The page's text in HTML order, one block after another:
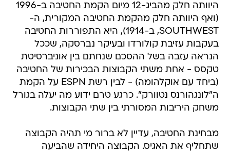
היוותה חלק מהביג-12 מיום הקמת החטיבה ב-1996
(ואף היוותה חלק מהקמת החטיבה המקורית, ה-
SOUTHWEST, ב-1914), היא התפוררות החטיבה
בעקבות עזיבת קולורדו ובעיקר נברסקה, שככל
הנראה עזבה בשל ההסכם שנחתם בין אוניברסיטת
טקסס - אחת משתי הקבוצות הבכירות של החטיבה
(ביחד עם אוקלהומה) - לבין רשת ESPN על הקמת
ה"לונגהורנס נטוורק". כרגע טרם ידוע מה יעלה בגורל
משחק היריבות המסורתי בין שתי הקבוצות.
מבחינת החטיבה, עדיין לא ברור מי תהיה הקבוצה
שתחליף את האגיס. הקבוצה היחידה שהביעה